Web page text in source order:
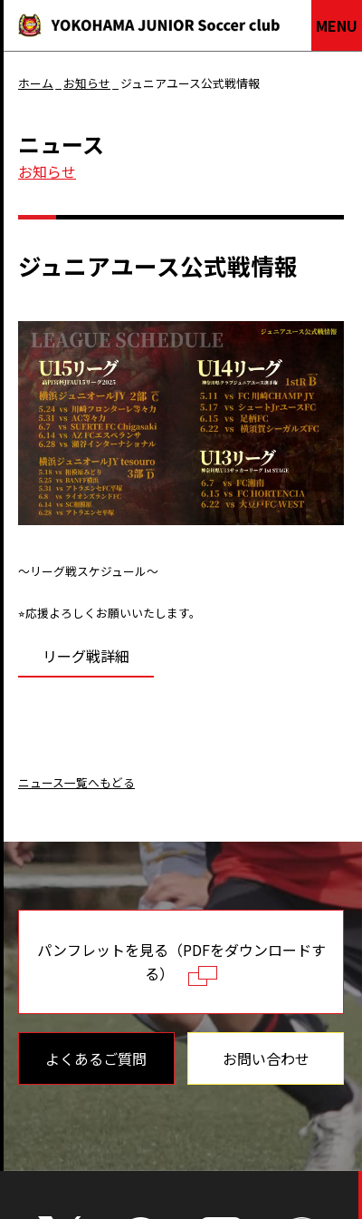
MENU
ホーム お知らせ ジュニアユース公式戦情報
ニュース
お知らせ
ジュニアユース公式戦情報
〜リーグ戦スケジュール〜
⭐︎応援よろしくお願いいたします。
リーグ戦詳細
ニュース一覧へもどる
パンフレットを見る（PDFをダウンロードす
る）
よくあるご質問 お問い合わせ